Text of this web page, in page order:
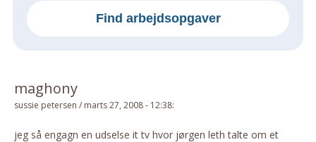
HANDYMAN
Tips Og Tricks
Kemi
Find arbejdsopgaver
maghony
sussie petersen / marts 27, 2008 - 12:38:
jeg så engagn en udselse it tv hvor jørgen leth talte om et